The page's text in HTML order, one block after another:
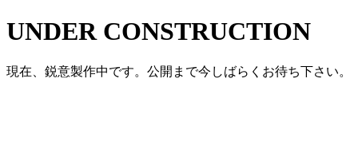
UNDER CONSTRUCTION
現在、鋭意製作中です。公開まで今しばらくお待ち下さい。